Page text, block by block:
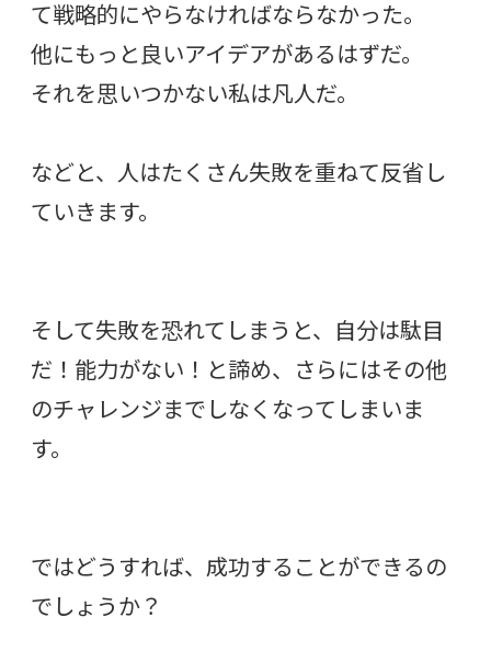
て戦略的にやらなければならなかった。
他にもっと良いアイデアがあるはずだ。
それを思いつかない私は凡人だ。
などと、人はたくさん失敗を重ねて反省し
ていきます。
そして失敗を恐れてしまうと、自分は駄目
だ！能力がない！と諦め、さらにはその他
のチャレンジまでしなくなってしまいま
す。
ではどうすれば、成功することができるの
でしょうか？